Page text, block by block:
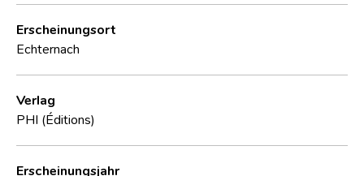
Erscheinungsort
Echternach
Verlag
PHI (Éditions)
Erscheinungsjahr